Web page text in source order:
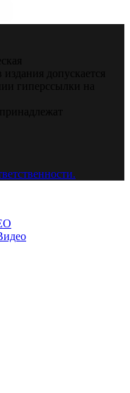
допускается
гиперссылки на